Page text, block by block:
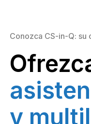
Conozca CS-in-Q: su
y